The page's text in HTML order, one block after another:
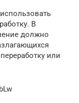
В
должно
или